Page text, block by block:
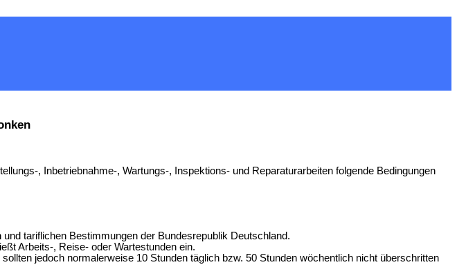
, Inbetriebnahme-, Wartungs-, Inspektions- und Reparaturarbeiten folgende Bedingungen
tariflichen Bestimmungen der Bundesrepublik Deutschland.
Arbeits-, Reise- oder Wartestunden ein.
jedoch normalerweise 10 Stunden täglich bzw. 50 Stunden wöchentlich nicht überschritten